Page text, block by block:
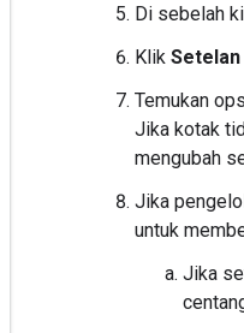
Di sebelah
Klik
Temukan
Jika kotak
mengubah
Jika
untuk
Jika